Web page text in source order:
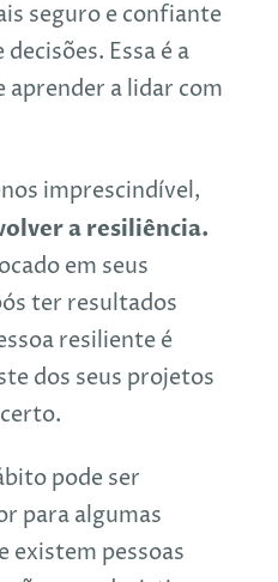
seguro e confiante
Essa é a
a lidar com
imprescindível,
a resiliência.
em seus
ter resultados
resiliente é
dos seus projetos
pode ser
para algumas
existem pessoas